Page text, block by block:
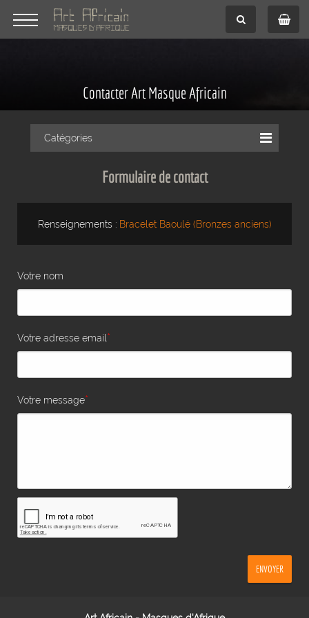
Contacter Art Masque Africain
Catégories
Formulaire de contact
Renseignements : Bracelet Baoulé (Bronzes anciens)
Votre nom
Votre adresse email*
Votre message*
ENVOYER